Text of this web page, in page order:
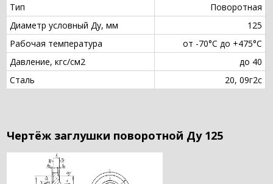
Тип
Поворотная
Диаметр условный Ду, мм
125
Рабочая температура
от -70°С до +475°С
Давление, кгс/см2
до 40
Сталь
20, 09г2с
Чертёж заглушки поворотной Ду 125